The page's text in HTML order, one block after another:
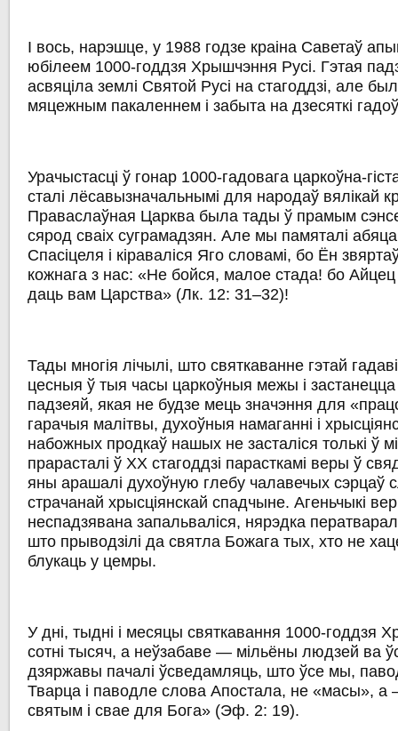
І вось, нарэшце, у 1988 годзе краіна Саветаў
юбілеем 1000-годдзя Хрышчэння Русі. Гэтая
асвяціла землі Святой Русі на стагоддзі, але
мяцежным пакаленнем і забыта на дзесяткі
Урачыстасці ў гонар 1000-гадовага царкоўна-
сталі лёсавызначальнымі для народаў вялікай
Праваслаўная Царква была тады ў прамым
сярод сваіх суграмадзян. Але мы памяталі
Спасіцеля і кіраваліся Яго словамі, бо Ён
кожнага з нас: «Не бойся, малое стада! бо
даць вам Царства» (Лк. 12: 31–32)!
Тады многія лічылі, што святкаванне гэтай
цесныя ў тыя часы царкоўныя межы і
падзеяй, якая не будзе мець значэння для
гарачыя малітвы, духоўныя намаганні і
набожных продкаў нашых не засталіся толькі ў
прарасталі ў XX стагоддзі парасткамі веры ў
яны арашалі духоўную глебу чалавечых сэрцаў
страчанай хрысціянскай спадчыне. Агеньчыкі
неспадзявана запальваліся, нярэдка
што прыводзілі да святла Божага тых, хто не
блукаць у цемры.
У дні, тыдні і месяцы святкавання 1000-годдзя
сотні тысяч, а неўзабаве — мільёны людзей ва
дзяржавы пачалі ўсведамляць, што ўсе мы,
Тварца і паводле слова Апостала, не «масы», а
святым і свае для Бога» (Эф. 2: 19).